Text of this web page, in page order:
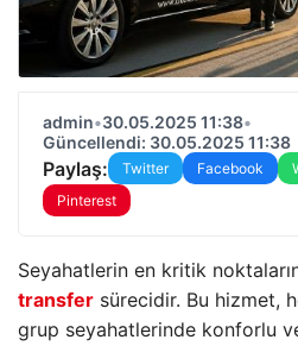
admin•30.05.2025 11:38•
Güncellendi: 30.05.2025 11:38
Paylaş: Twitter Facebook
Pinterest
Seyahatlerin en kritik
transfer sürecidir. Bu hizmet,
grup seyahatlerinde konforlu